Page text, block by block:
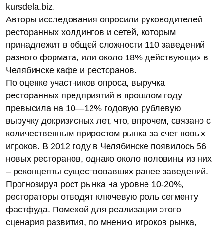
kursdela.biz.
Авторы исследования опросили руководителей
ресторанных холдингов и сетей, которым
принадлежит в общей сложности 110 заведений
разного формата, или около 18% действующих в
Челябинске кафе и ресторанов.
По оценке участников опроса, выручка
ресторанных предприятий в прошлом году
превысила на 10—12% годовую рублевую
выручку докризисных лет, что, впрочем, связано с
количественным приростом рынка за счет новых
игроков. В 2012 году в Челябинске появилось 56
новых ресторанов, однако около половины из них
– реконцепты существовавших ранее заведений.
Прогнозируя рост рынка на уровне 10-20%,
рестораторы отводят ключевую роль сегменту
фастфуда. Помехой для реализации этого
сценария развития, по мнению игроков рынка,